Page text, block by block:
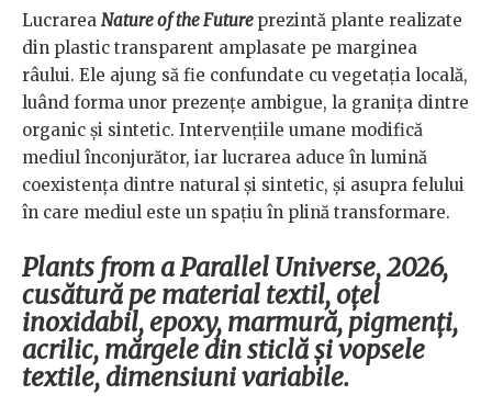
Lucrarea Nature of the Future prezintă plante realizate
din plastic transparent amplasate pe marginea
râului. Ele ajung să fie confundate cu vegetația locală,
luând forma unor prezențe ambigue, la granița dintre
organic și sintetic. Intervențiile umane modifică
mediul înconjurător, iar lucrarea aduce în lumină
coexistența dintre natural și sintetic, și asupra felului
în care mediul este un spațiu în plină transformare.
Plants from a Parallel Universe, 2026,
cusătură pe material textil, oțel
inoxidabil, epoxy, marmură, pigmenți,
acrilic, mărgele din sticlă și vopsele
textile, dimensiuni variabile.